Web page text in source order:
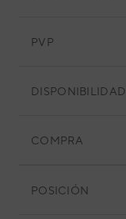
PVP
DISPONIBILIDAD
COMPRA
POSICIÓN